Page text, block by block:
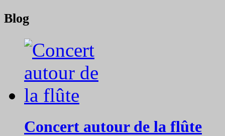
Blog
Concert autour de la flûte